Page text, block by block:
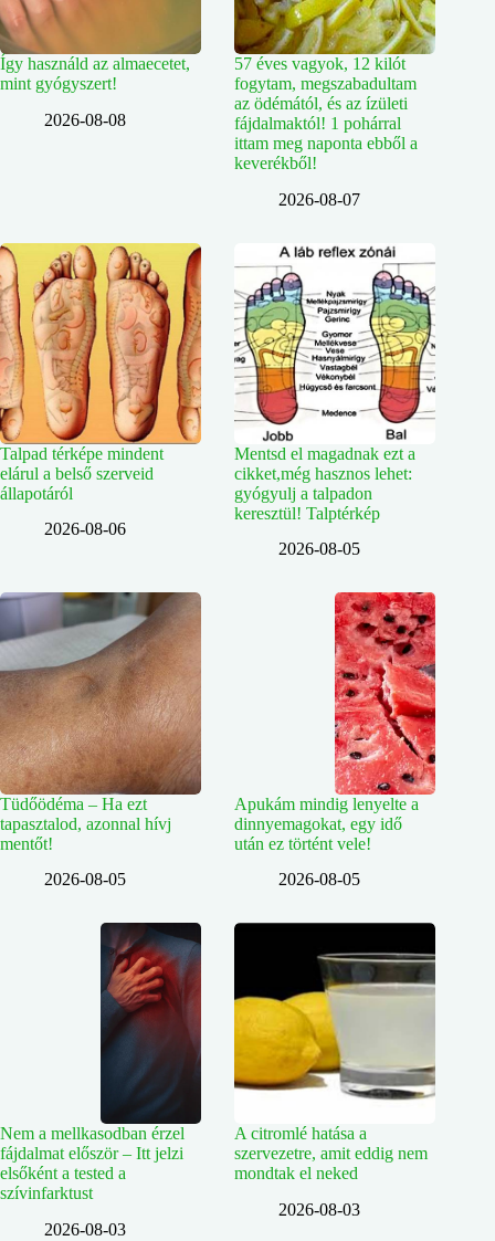
Így használd az almaecetet,
mint gyógyszert!
2026-08-08
57 éves vagyok, 12 kilót
fogytam, megszabadultam
az ödémától, és az ízületi
fájdalmaktól! 1 pohárral
ittam meg naponta ebből a
keverékből!
2026-08-07
Talpad térképe mindent
elárul a belső szerveid
állapotáról
2026-08-06
Mentsd el magadnak ezt a
cikket,még hasznos lehet:
gyógyulj a talpadon
keresztül! Talptérkép
2026-08-05
Tüdőödéma – Ha ezt
tapasztalod, azonnal hívj
mentőt!
2026-08-05
Apukám mindig lenyelte a
dinnyemagokat, egy idő
után ez történt vele!
2026-08-05
Nem a mellkasodban érzel
fájdalmat először – Itt jelzi
elsőként a tested a
szívinfarktust
2026-08-03
A citromlé hatása a
szervezetre, amit eddig nem
mondtak el neked
2026-08-03